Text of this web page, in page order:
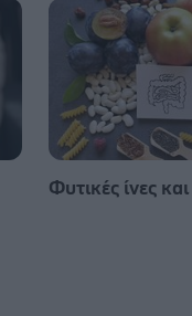
Φυτικές ίνες